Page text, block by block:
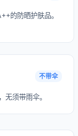
的防晒护肤品。
不带伞
无须带雨伞。